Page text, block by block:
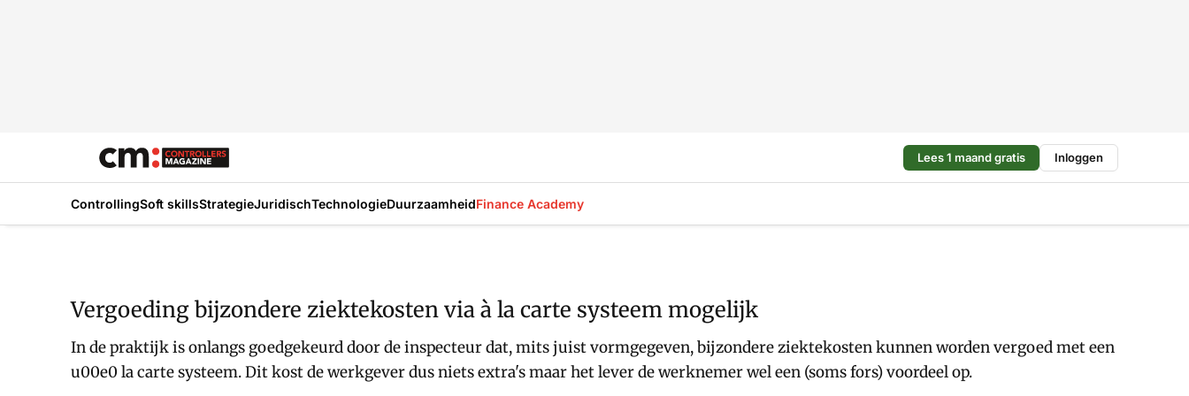
Lees 1 maand gratis Inloggen
ControllingSoft skillsStrategieJuridischTechnologieDuurzaamheidFinance Academy
Vergoeding bijzondere ziektekosten via à la carte systeem mogelijk
In de praktijk is onlangs goedgekeurd door de inspecteur dat, mits juist vormgegeven, bijzondere ziektekosten kunnen worden vergoed met een
u00e0 la carte systeem. Dit kost de werkgever dus niets extra's maar het lever de werknemer wel een (soms fors) voordeel op.